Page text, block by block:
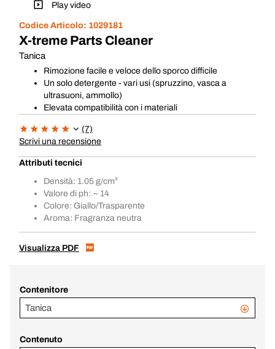
Play video
Codice Articolo: 1029181
X-treme Parts Cleaner
Tanica
Rimozione facile e veloce dello sporco difficile
Un solo detergente - vari usi (spruzzino, vasca a
ultrasuoni, ammollo)
Elevata compatibilità con i materiali
(7)
Scrivi una recensione
Attributi tecnici
Densità: 1.05 g/cm³
Valore di ph: ~ 14
Colore: Giallo/Trasparente
Aroma: Fragranza neutra
Visualizza PDF
Contenitore
Tanica
Contenuto